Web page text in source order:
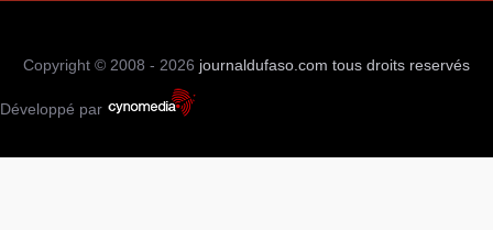
Copyright © 2008 - 2026 journaldufaso.com tous droits reservés
Développé par